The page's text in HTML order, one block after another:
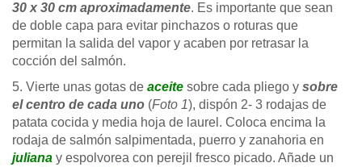
30 x 30 cm aproximadamente. Es importante que sean
de doble capa para evitar pinchazos o roturas que
permitan la salida del vapor y acaben por retrasar la
cocción del salmón.
5. Vierte unas gotas de aceite sobre cada pliego y sobre
el centro de cada uno (Foto 1), dispón 2- 3 rodajas de
patata cocida y media hoja de laurel. Coloca encima la
rodaja de salmón salpimentada, puerro y zanahoria en
juliana y espolvorea con perejil fresco picado. Añade un